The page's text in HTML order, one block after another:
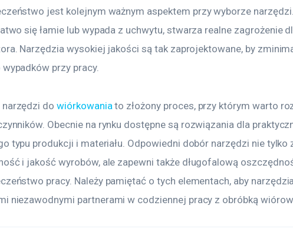
jest kolejnym ważnym aspektem przy wyborze
się łamie lub wypada z uchwytu, stwarza realne zagrożenie
Narzędzia wysokiej jakości są tak zaprojektowane, by
wypadków przy pracy.
narzędzi do wiórkowania to złożony proces, przy którym warto
Obecnie na rynku dostępne są rozwiązania dla
typu produkcji i materiału. Odpowiedni dobór narzędzi nie tylko
i jakość wyrobów, ale zapewni także długofalową
pracy. Należy pamiętać o tych elementach, aby
niezawodnymi partnerami w codziennej pracy z obróbką